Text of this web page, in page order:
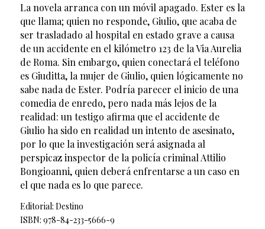
La novela arranca con un móvil apagado. Ester es la
que llama; quien no responde, Giulio, que acaba de
ser trasladado al hospital en estado grave a causa
de un accidente en el kilómetro 123 de la Via Aurelia
de Roma. Sin embargo, quien conectará el teléfono
es Giuditta, la mujer de Giulio, quien lógicamente no
sabe nada de Ester. Podría parecer el inicio de una
comedia de enredo, pero nada más lejos de la
realidad: un testigo afirma que el accidente de
Giulio ha sido en realidad un intento de asesinato,
por lo que la investigación será asignada al
perspicaz inspector de la policía criminal Attilio
Bongioanni, quien deberá enfrentarse a un caso en
el que nada es lo que parece.
Editorial: Destino
ISBN: 978-84-233-5666-9